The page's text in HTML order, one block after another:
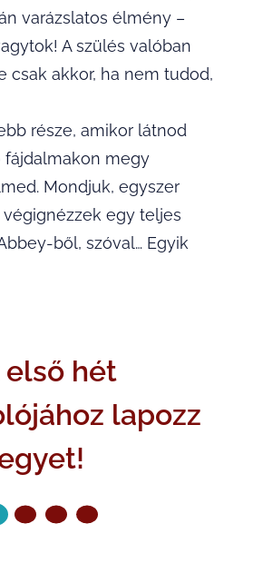
varázslatos élmény –
A szülés valóban
csak akkor, ha nem tudod,
része, amikor látnod
fájdalmakon megy
Mondjuk, egyszer
egy teljes
ből, szóval… Egyik
első hét
lapozz